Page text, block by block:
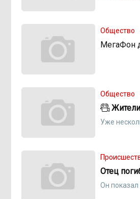
Общество
МегаФон
Общество
Уже
Отец
Он